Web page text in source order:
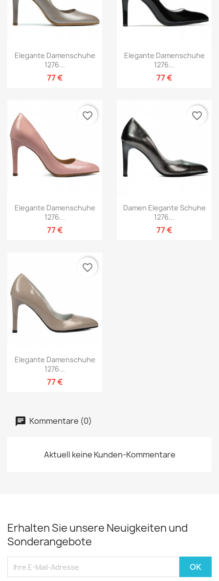
Elegante Damenschuhe
1276...
77 €
Elegante Damenschuhe
1276...
77 €
Elegante Damenschuhe
1276...
77 €
favorite_border
Damen Elegante Schuhe
1276...
77 €
favorite_border
Elegante Damenschuhe
1276...
77 €
favorite_border
Kommentare (0)
Aktuell keine Kunden-Kommentare
Erhalten Sie unsere Neuigkeiten und
Sonderangebote